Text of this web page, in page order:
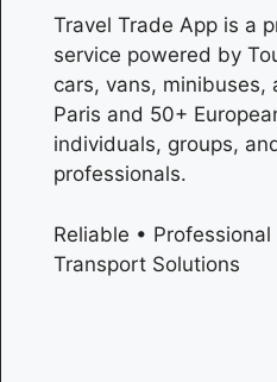
Travel Trade App is a
service powered by
cars, vans, minibuses,
Paris and 50+
individuals, groups,
professionals.
Reliable •
Transport Solutions